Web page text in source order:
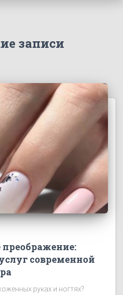
записи
современной
руках и ногтях?